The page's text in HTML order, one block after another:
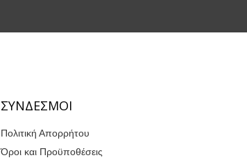
ΣΥΝΔΕΣΜΟΙ
Πολιτική Απορρήτου
Όροι και Προϋποθέσεις